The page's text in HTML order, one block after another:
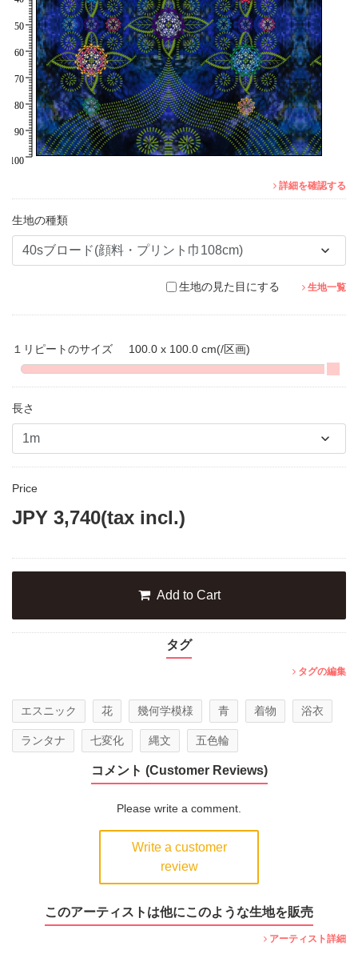
詳細を確認する
生地の種類
生地の見た目にする 生地一覧
１リピートのサイズ 100.0 x 100.0 cm(/区画)
長さ
Price
JPY 3,740(tax incl.)
Add to Cart
コメント (Customer Reviews)
Please write a comment.
Write a customer
review
タグ
タグの編集
エスニック 花 幾何学模様 青 着物 浴衣
ランタナ 七変化 縄文 五色輪
このアーティストは他にこのような生地を販売
アーティスト詳細